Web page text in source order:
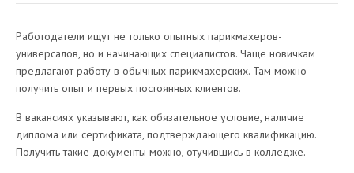
Работодатели ищут не только опытных парикмахеров-
универсалов, но и начинающих специалистов. Чаще новичкам
предлагают работу в обычных парикмахерских. Там можно
получить опыт и первых постоянных клиентов.
В вакансиях указывают, как обязательное условие, наличие
диплома или сертификата, подтверждающего квалификацию.
Получить такие документы можно, отучившись в колледже.